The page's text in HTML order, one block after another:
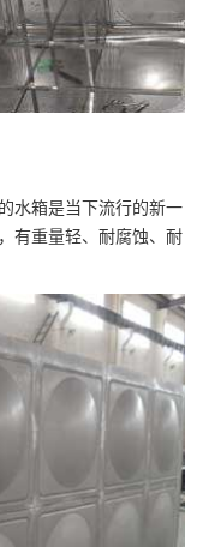
水箱是当下流行的新一
有重量轻、耐腐蚀、耐
首先关闭进水的阀门，
排…